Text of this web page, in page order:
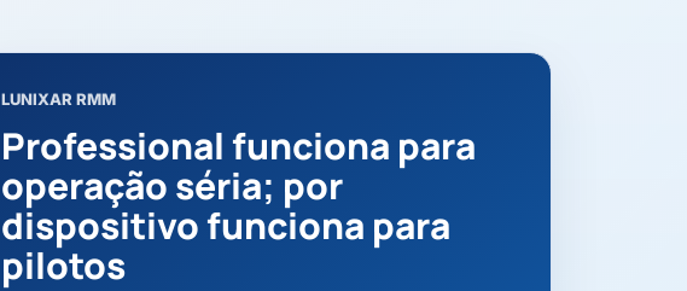
LUNIXAR RMM
Professional funciona para
operação séria; por
dispositivo funciona para
pilotos